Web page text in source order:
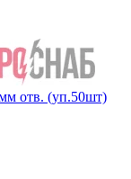
отв. (уп.50шт)